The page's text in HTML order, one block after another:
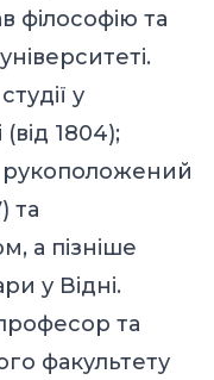
філософію та
у
1804);
рукоположений
та
а пізніше
у Відні.
та
факультету